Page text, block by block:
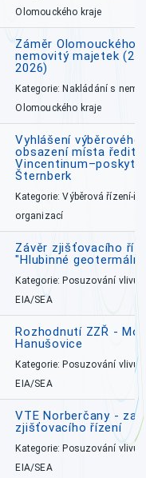
Olomouckého kraje
Záměr Olomouckého
nemovitý majetek
2026)
Kategorie: Nakládání s
Olomouckého kraje
Vyhlášení výběrového
obsazení místa
Šternberk
Kategorie: Výběrová řízení-
organizací
Závěr zjišťovacího
"Hlubinné
Kategorie: Posuzování vlivů
EIA/SEA
Rozhodnutí ZZŘ -
Hanušovice
Kategorie: Posuzování vlivů
EIA/SEA
VTE Norberčany -
zjišťovacího řízení
Kategorie: Posuzování vlivů
EIA/SEA